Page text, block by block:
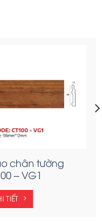
chân tường
– VG1
TIẾT